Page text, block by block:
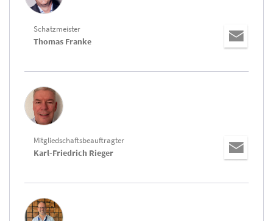
Schatzmeister
Thomas Franke
Mitgliedschaftsbeauftragter
Karl-Friedrich Rieger